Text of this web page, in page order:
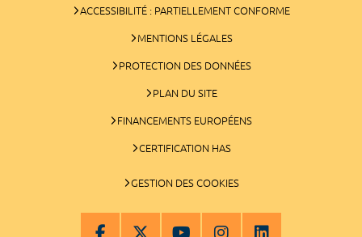
ACCESSIBILITÉ : PARTIELLEMENT CONFORME
MENTIONS LÉGALES
PROTECTION DES DONNÉES
PLAN DU SITE
FINANCEMENTS EUROPÉENS
CERTIFICATION HAS
GESTION DES COOKIES